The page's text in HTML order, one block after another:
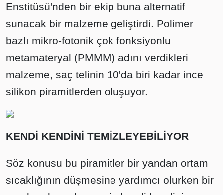
Enstitüsü'nden bir ekip buna alternatif
sunacak bir malzeme geliştirdi. Polimer
bazlı mikro-fotonik çok fonksiyonlu
metamateryal (PMMM) adını verdikleri
malzeme, saç telinin 10'da biri kadar ince
silikon piramitlerden oluşuyor.
KENDİ KENDİNİ TEMİZLEYEBİLİYOR
Söz konusu bu piramitler bir yandan ortam
sıcaklığının düşmesine yardımcı olurken bir